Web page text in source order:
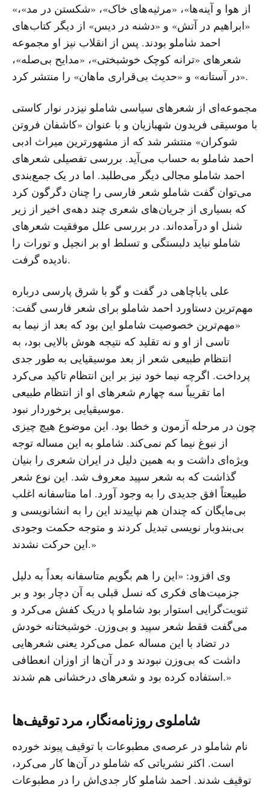
«از هوا و آینه‌ها»‌، «مرثیه‌های خاک»، «شکستن در مد»،
«ابراهیم در آتش» و «دشنه در دیس» از دیگر کتاب‌های
احمد شاملو بودند. پس از انقلاب نیز او مجموعه
شعرهای «ترانه کوچک خوشبختی»، «مدایح بی‌صله»،
«در آستانه» و «حدیث بی‌قراری ماهان» را منتشر کرد.
مجموعه‌ای از شعرهای سیاسی شاملو نیزدر نوار کاستی
با موسیقی فریدون شهبازیان و با عنوان «کاشفان فروتن
شوکران» منتشر شد که از مشهورترین میراث ادبی
احمد شاملو به حساب می‌آید. بررسی تفصیلی شعرهای
احمد شاملو مجالی دیگر می‌طلبد. اما در یک‌ جمع‌بندی
می‌توان گفت شاملو شعر فارسی را چنان دگرگون کرد
که بسیاری از جریان‌های شعری چند دهه‌ی اخیر از زیر
شنل او درآمده‌اند. در بررسی علل موفقیت شعرهای
شاملو نباید دلبستگی و تسلط او بر انجیل و تورات را
نادیده گرفت.
علی باباچاهی در گفت و گو با شرق پارسی درباره‌
مهم‌ترین دستاورد احمد شاملو برای شعر فارسی گفت:
«مهم‌ترین خصوصیت شاملو این بود که بعد از نیما به
تاسی از او و نه تقلید که نتیجه هوش بالایی بود، به
انتظام طبیعی شعر از بعد موسیقیایی به‌ طور جدی
پرداخت. اگرچه نیما خود نیز بر این انتظام تاکید می‌کرد
اما تقریباً سه چهارم شعرهای او از انتظام طبیعی
موسیقیایی برخوردار نبود.
چون در مرحله آزمون و خطا بود. این موضوع هیچ چیزی
از نبوغ نیما کم نمی‌کند. شاملو به این مساله توجه
ویژه‌ای داشت و به همین دلیل در ایران شعری را بنیان
گذاشت که به شعر سپید معروف شد. این نوع شعر
طبیعتاً افق جدیدی را به وجود آورد. اما متاسفانه اغلب
بی‌مایگان که چندان هم نپاییدند این را به انشانویسی و
بی‌بندوبار نویسی تبدیل کردند و متوجه حکمت وجودی
این حرکت نشدند.»
وی افزود: «این را هم بگویم متاسفانه بعداً به دلیل
جزمیت‌های فکری که نسل قبلی به آن دچار بود و بر
ثنویت‌گرایی استوار بود شاملو پا دریک کفش می‌کرد و
می‌گفت فقط شعر سپید و بی‌وزن. خوشبختانه خودش
در تضاد با این مساله عمل می‌کرد یعنی شعرهایی
داشت که بی‌وزن نبودند و در آن‌ها از اوزان انعطافی
استفاده کرده بود و شعرهای درخشانی هم شدند.»
شاملوی روزنامه‌نگار، مرد توقیف‌ها
نام شاملو در عرصه‌ی مطبوعات با توقیف پیوند خورده
است. اکثر نشریاتی که شاملو در آن‌ها کار می‌کرد،
توقیف شدند. احمد شاملو کار جدی‌اش را در مطبوعات